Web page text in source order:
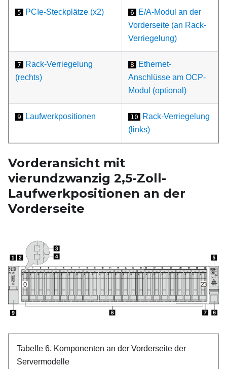
5 PCIe-Steckplätze (x2) 6
E/A-Modul an der
Vorderseite (an Rack-
Verriegelung)
7
Rack-Verriegelung
(rechts)
8
Ethernet-
Anschlüsse am OCP-
Modul (optional)
9 Laufwerkpositionen 10
Rack-Verriegelung
(links)
Vorderansicht mit
vierundzwanzig 2,5-Zoll-
Laufwerkpositionen an der
Vorderseite
Tabelle 6. Komponenten an der Vorderseite der
Servermodelle